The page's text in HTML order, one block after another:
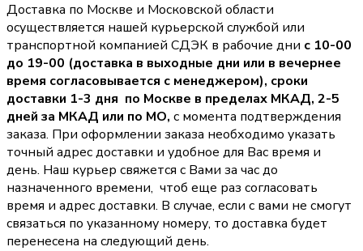
Доставка по Москве и Московской области
осуществляется нашей курьерской службой или
транспортной компанией СДЭК в рабочие дни с 10-00
до 19-00 (доставка в выходные дни или в вечернее
время согласовывается с менеджером), сроки
доставки 1-3 дня по Москве в пределах МКАД, 2-5
дней за МКАД или по МО, с момента подтверждения
заказа. При оформлении заказа необходимо указать
точный адрес доставки и удобное для Вас время и
день. Наш курьер свяжется с Вами за час до
назначенного времени, чтоб еще раз согласовать
время и адрес доставки. В случае, если с вами не смогут
связаться по указанному номеру, то доставка будет
перенесена на следующий день.